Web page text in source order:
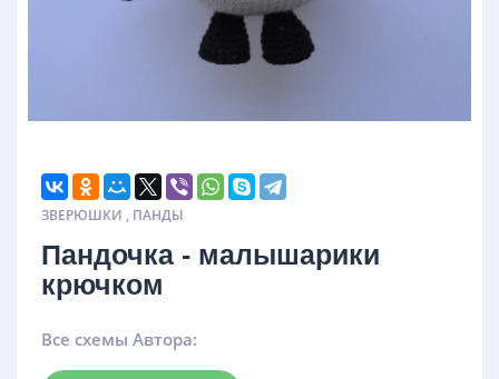
ЗВЕРЮШКИ , ПАНДЫ
Пандочка - малышарики
крючком
Все схемы Автора: